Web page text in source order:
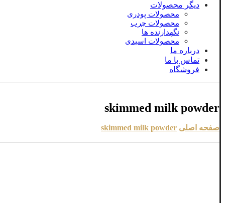
دیگر محصولات
محصولات پودری
محصولات چرب
نگهدارنده ها
محصولات اسیدی
درباره ما
تماس با ما
فروشگاه
skimmed milk powder
صفحه اصلی skimmed milk powder